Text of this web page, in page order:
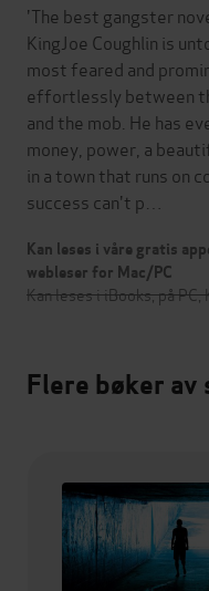
'The best gangster
KingJoe Coughlin is
most feared and
effortlessly between
and the mob. He has
money, power, a
in a town that runs on
success can't p…
Kan leses i våre gratis
webleser for Mac/PC
Kan leses i iBooks, på
Flere bøker